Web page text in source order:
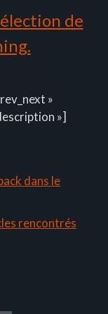
de
»
»]
dans le
rencontrés